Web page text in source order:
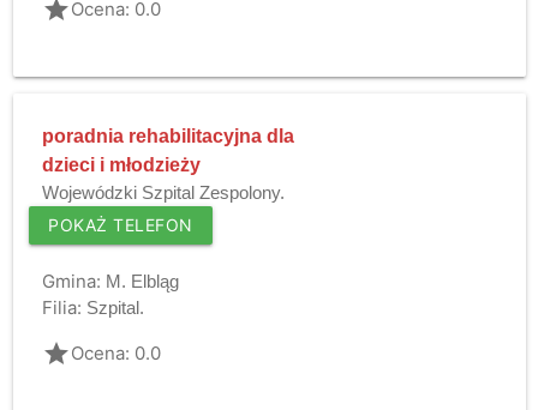
gradeOcena: 0.0
poradnia rehabilitacyjna dla
dzieci i młodzieży
Wojewódzki Szpital Zespolony.
POKAŻ TELEFON
Gmina: M. Elbląg
Filia: Szpital.
gradeOcena: 0.0